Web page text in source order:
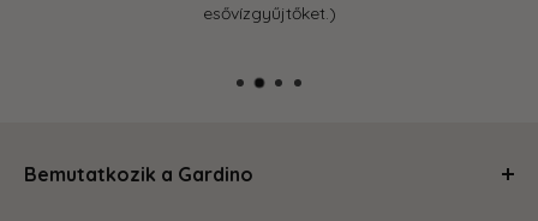
esővízgyűjtőket.)
Bemutatkozik a Gardino